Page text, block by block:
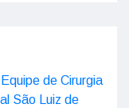
de Cirurgia
São Luiz de